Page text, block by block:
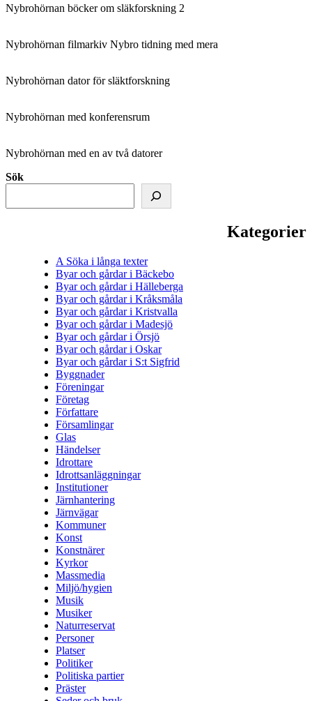
Nybrohörnan böcker om släkforskning 2
Nybrohörnan filmarkiv Nybro tidning med mera
Nybrohörnan dator för släktforskning
Nybrohörnan med konferensrum
Nybrohörnan med en av två datorer
Sök
Kategorier
A Söka i långa texter
Byar och gårdar i Bäckebo
Byar och gårdar i Hälleberga
Byar och gårdar i Kråksmåla
Byar och gårdar i Kristvalla
Byar och gårdar i Madesjö
Byar och gårdar i Örsjö
Byar och gårdar i Oskar
Byar och gårdar i S:t Sigfrid
Byggnader
Föreningar
Företag
Författare
Församlingar
Glas
Händelser
Idrottare
Idrottsanläggningar
Institutioner
Järnhantering
Järnvägar
Kommuner
Konst
Konstnärer
Kyrkor
Massmedia
Miljö/hygien
Musik
Musiker
Naturreservat
Personer
Platser
Politiker
Politiska partier
Präster